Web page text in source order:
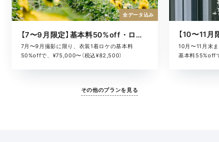
【7〜9月限定】基本料50%off・ロケキャンペーン
7月〜9月撮影に限り、衣装1着ロケの基本料
50%offで、¥75,000〜（税込¥82,500）
全データ込み
10月〜11月末
基本料55%off
その他のプランを見る